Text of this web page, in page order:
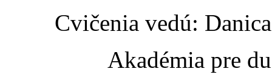
Cvičenia vedú:
Akadémia pre